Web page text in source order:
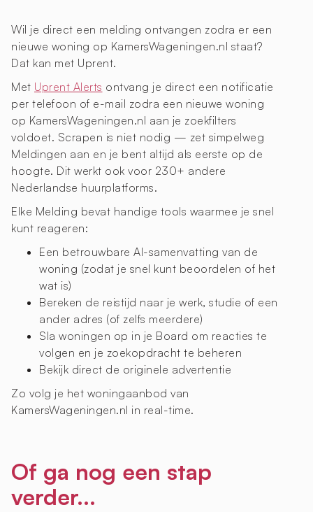
Wil je direct een melding ontvangen zodra er een
nieuwe woning op KamersWageningen.nl staat?
Dat kan met Uprent.
Met Uprent Alerts ontvang je direct een notificatie
per telefoon of e-mail zodra een nieuwe woning
op KamersWageningen.nl aan je zoekfilters
voldoet. Scrapen is niet nodig — zet simpelweg
Meldingen aan en je bent altijd als eerste op de
hoogte. Dit werkt ook voor 230+ andere
Nederlandse huurplatforms.
Elke Melding bevat handige tools waarmee je snel
kunt reageren:
Een betrouwbare AI-samenvatting van de
woning (zodat je snel kunt beoordelen of het
wat is)
Bereken de reistijd naar je werk, studie of een
ander adres (of zelfs meerdere)
Sla woningen op in je Board om reacties te
volgen en je zoekopdracht te beheren
Bekijk direct de originele advertentie
Zo volg je het woningaanbod van
KamersWageningen.nl in real-time.
Of ga nog een stap
verder...